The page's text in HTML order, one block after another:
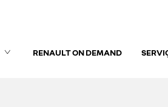
RENAULT ON DEMAND